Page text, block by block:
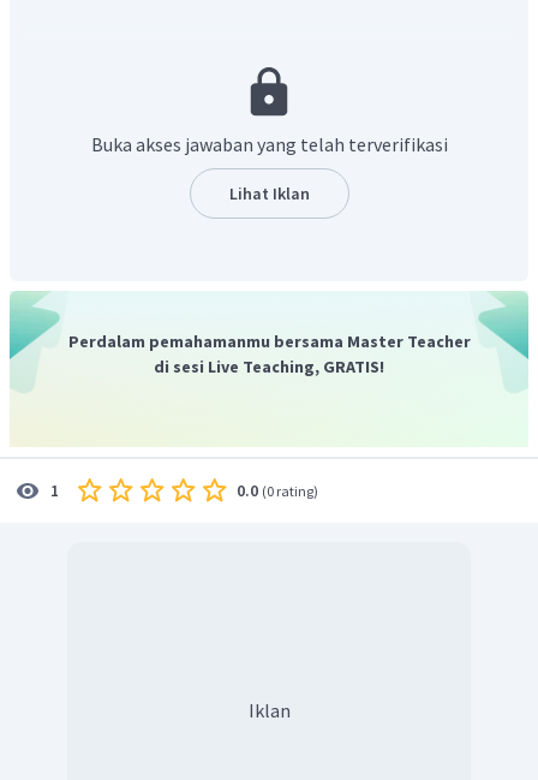
98 cm
atau lebih dari
Jadi, panjang tali Lina kira-kira100 cm
Oleh karena itu, jawaban yang tepat adalah B.
Buka akses jawaban yang telah terverifikasi
Lihat Iklan
Perdalam pemahamanmu bersama Master Teacher
di sesi Live Teaching, GRATIS!
1 0.0 (0 rating)
Iklan